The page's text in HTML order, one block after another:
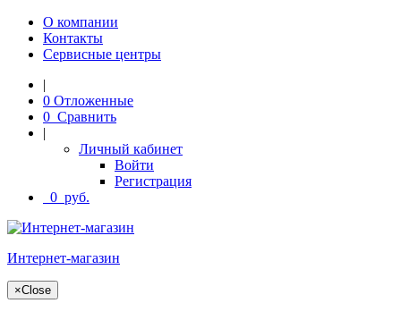
О компании
Контакты
Сервисные центры
|
0 Отложенные
0 Сравнить
|
Личный кабинет
Войти
Регистрация
0 руб.
Интернет-магазин
×Close